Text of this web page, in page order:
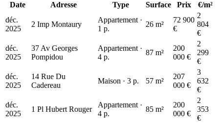
Date Adresse Type Surface Prix
€/m²
déc.
2025
2 Imp Montaury
Appartement ·
1 p.
26 m²
72 900
€
2
804
€
déc.
2025
37 Av Georges
Pompidou
Appartement ·
4 p.
87 m²
200
000 €
2
299
€
déc.
2025
14 Rue Du
Cadereau
Maison · 3 p. 57 m²
207
000 €
3
632
€
déc.
2025
1 Pl Hubert Rouger
Appartement ·
4 p.
85 m²
200
000 €
2
353
€